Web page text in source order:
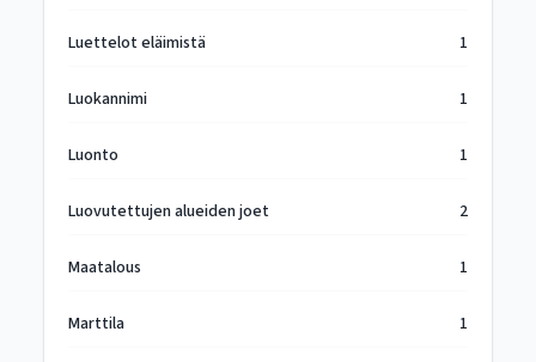
Luettelot eläimistä 1
Luokannimi 1
Luonto 1
Luovutettujen alueiden joet 2
Maatalous 1
Marttila 1